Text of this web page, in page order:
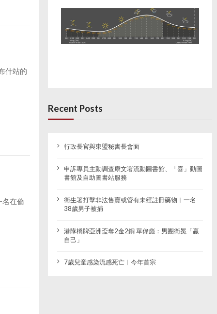
什站的
名在倫
Recent Posts
行政長官與東盟秘書長會面
申訴專員主動調查康文署流動圖書館、「喜」動圖
書館及自助圖書站服務
衞生署打擊非法售賣或管有未經註冊藥物︱一名
38歲男子被捕
港隊橋牌亞洲盃奪2金2銅 單偉彪：男團衛冕「贏
自己」
7歲兒童感染流感死亡︱今年首宗